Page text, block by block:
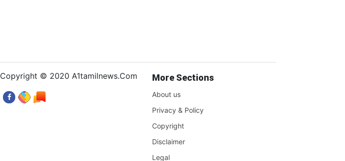
Copyright © 2020 A1tamilnews.Com More Sections
About us
Privacy & Policy
Copyright
Disclaimer
Legal